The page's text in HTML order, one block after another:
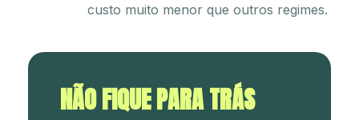
custo muito menor que outros regimes.
NÃO FIQUE PARA TRÁS